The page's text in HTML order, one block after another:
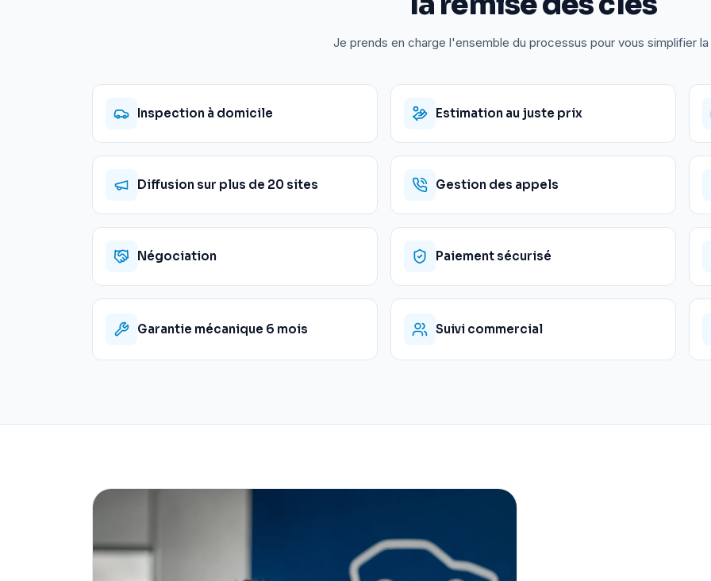
Je prends en charge l'ensemble du processus pour vous simplifier la
Inspection à domicile Estimation au juste prix
Diffusion sur plus de 20 sites Gestion des appels
Négociation Paiement sécurisé
Garantie mécanique 6 mois Suivi commercial